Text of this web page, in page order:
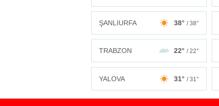
ŞANLIURFA 38° / 38°
TRABZON 22° / 22°
YALOVA 31° / 31°